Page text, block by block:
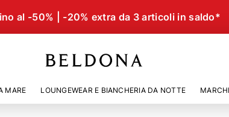
al -50% | -20% extra da 3 articoli in saldo*
MARE LOUNGEWEAR E BIANCHERIA DA NOTTE